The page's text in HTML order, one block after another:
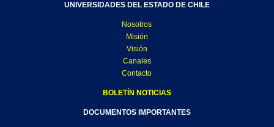
UNIVERSIDADES DEL ESTADO DE CHILE
Nosotros
Misión
Visión
Canales
Contacto
BOLETÍN NOTICIAS
DOCUMENTOS IMPORTANTES